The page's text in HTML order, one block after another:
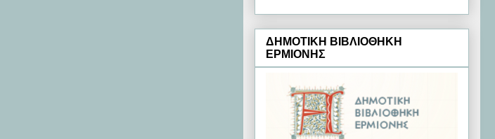
ΔΗΜΟΤΙΚΗ ΒΙΒΛΙΟΘΗΚΗ
ΕΡΜΙΟΝΗΣ